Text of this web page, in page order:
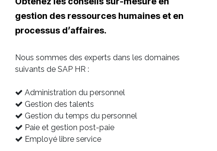
gestion des ressources humaines et en
processus d’affaires.
Nous sommes des experts dans les domaines
suivants de SAP HR :
Administration du personnel
Gestion des talents
Gestion du temps du personnel
Paie et gestion post-paie
Employé libre service